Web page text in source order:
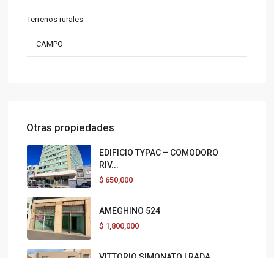
Terrenos rurales
CAMPO
Otras propiedades
EDIFICIO TYPAC – COMODORO
RIV...
$ 650,000
AMEGHINO 524
$ 1,800,000